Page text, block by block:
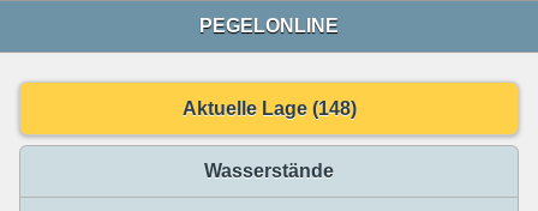
PEGELONLINE
Aktuelle Lage (148)
Wasserstände